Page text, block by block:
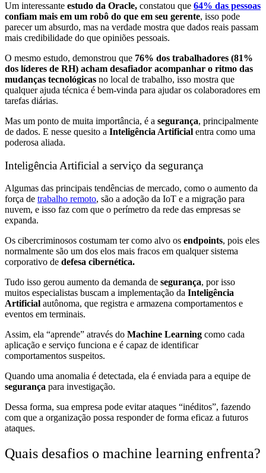
Um interessante estudo da Oracle, constatou que 64% das pessoas
confiam mais em um robô do que em seu gerente, isso pode
parecer um absurdo, mas na verdade mostra que dados reais passam
mais credibilidade do que opiniões pessoais.
O mesmo estudo, demonstrou que 76% dos trabalhadores (81%
dos líderes de RH) acham desafiador acompanhar o ritmo das
mudanças tecnológicas no local de trabalho, isso mostra que
qualquer ajuda técnica é bem-vinda para ajudar os colaboradores em
tarefas diárias.
Mas um ponto de muita importância, é a segurança, principalmente
de dados. E nesse quesito a Inteligência Artificial entra como uma
poderosa aliada.
Inteligência Artificial a serviço da segurança
Algumas das principais tendências de mercado, como o aumento da
força de trabalho remoto, são a adoção da IoT e a migração para
nuvem, e isso faz com que o perímetro da rede das empresas se
expanda.
Os cibercriminosos costumam ter como alvo os endpoints, pois eles
normalmente são um dos elos mais fracos em qualquer sistema
corporativo de defesa cibernética.
Tudo isso gerou aumento da demanda de segurança, por isso
muitos especialistas buscam a implementação da Inteligência
Artificial autônoma, que registra e armazena comportamentos e
eventos em terminais.
Assim, ela “aprende” através do Machine Learning como cada
aplicação e serviço funciona e é capaz de identificar
comportamentos suspeitos.
Quando uma anomalia é detectada, ela é enviada para a equipe de
segurança para investigação.
Dessa forma, sua empresa pode evitar ataques “inéditos”, fazendo
com que a organização possa responder de forma eficaz a futuros
ataques.
Quais desafios o machine learning enfrenta?